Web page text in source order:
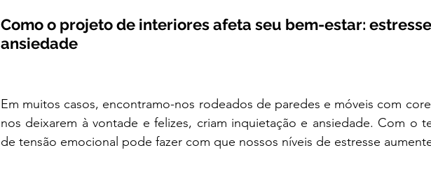
Como o projeto de interiores afeta seu bem-estar:
ansiedade
Em muitos casos, encontramo-nos rodeados de paredes e móveis com
nos deixarem à vontade e felizes, criam inquietação e ansiedade. Com o
de tensão emocional pode fazer com que nossos níveis de estresse